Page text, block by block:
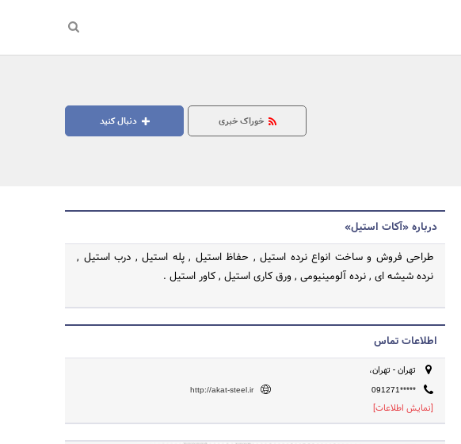
جستجو
دنبال کنید خوراک خبری
درباره «آکات استیل»
طراحی فروش و ساخت انواع نرده استیل , حفاظ استیل , پله استیل , درب استیل ,
نرده شیشه ای , نرده آلومینیومی , ورق کاری استیل , کاور استیل .
اطلاعات تماس
تهران - تهران،
091271*****
http://akat-steel.ir
[نمایش اطلاعات]